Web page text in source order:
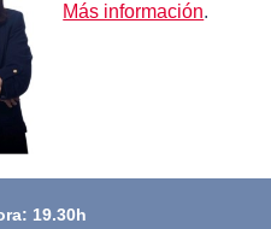
Más información.
19.30h